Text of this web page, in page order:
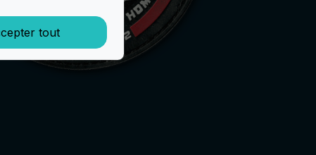
tout